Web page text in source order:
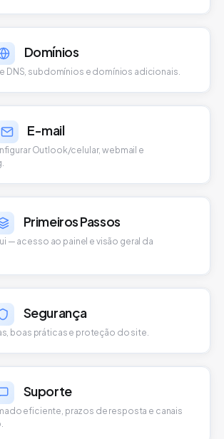
Domínios
DNS, subdomínios e domínios adicionais.
E-mail
Outlook/celular, webmail e
Primeiros Passos
— acesso ao painel e visão geral da
Segurança
boas práticas e proteção do site.
Suporte
eficiente, prazos de resposta e canais